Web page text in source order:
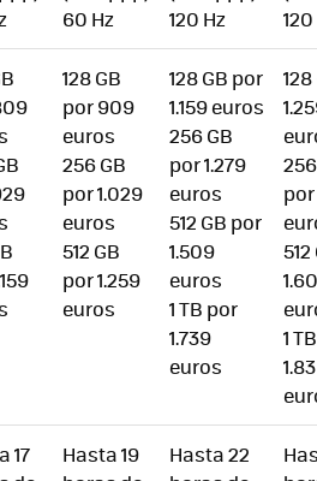
60 Hz
120 Hz
128 GB
por 909
euros
256 GB
por 1.029
euros
512 GB
por 1.259
euros
128 GB por
1.159 euros
256 GB
por 1.279
euros
512 GB por
1.509
euros
1 TB por
1.739
euros
por
1
17
Hasta 19
Hasta 22